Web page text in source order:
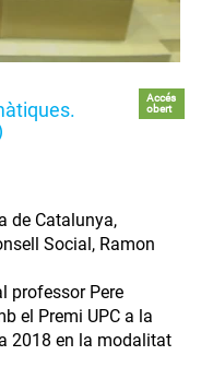
Accés
obert
de Catalunya,
Social, Ramon
professor Pere
el Premi UPC a la
2018 en la modalitat